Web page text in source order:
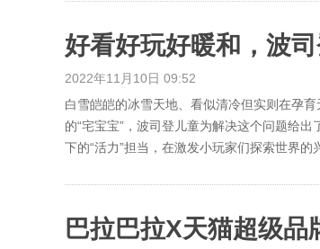
好看好玩好暖和，波
2022年11月10日 09:52
白雪皑皑的冰雪天地、看似清冷但实则在孕
的“宅宝宝”，波司登儿童为解决这个问题给
下的“活力”担当，在激发小玩家们探索世界
巴拉巴拉X天猫超级